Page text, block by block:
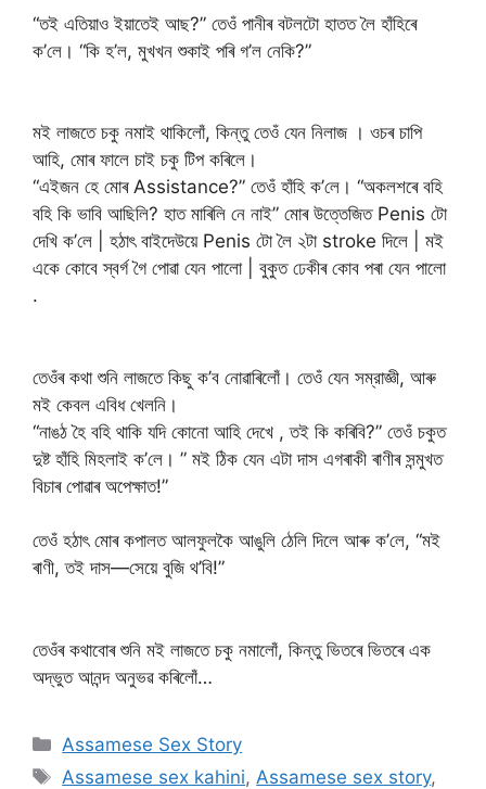
“তই এতিয়াও ইয়াতেই আছ?” তেওঁ পানীৰ বটলটো হাতত লৈ হাঁহিৰে
ক’লে। “কি হ’ল, মুখখন শুকাই পৰি গ’ল নেকি?”
মই লাজতে চকু নমাই থাকিলোঁ, কিন্তু তেওঁ যেন নিলাজ । ওচৰ চাপি
আহি, মোৰ ফালে চাই চকু টিপ কৰিলে।
“এইজন হে মোৰ Assistance?” তেওঁ হাঁহি ক’লে। “অকলশৰে বহি
বহি কি ভাবি আছিলি? হাত মাৰিলি নে নাই” মোৰ উত্তেজিত Penis টো
দেখি ক’লে | হঠাৎ বাইদেউয়ে Penis টো লৈ ২টা stroke দিলে | মই
একে কোবে স্বর্গ গৈ পোৱা যেন পালো | বুকুত ঢেকীৰ কোব পৰা যেন পালো
.
তেওঁৰ কথা শুনি লাজতে কিছু ক’ব নোৱাৰিলোঁ। তেওঁ যেন সম্রাজ্ঞী, আৰু
মই কেবল এবিধ খেলনি।
“নাঙঠ হৈ বহি থাকি যদি কোনো আহি দেখে , তই কি কৰিবি?” তেওঁ চকুত
দুষ্ট হাঁহি মিহলাই ক’লে। ” মই ঠিক যেন এটা দাস এগৰাকী ৰাণীৰ সন্মুখত
বিচাৰ পোৱাৰ অপেক্ষাত!”
তেওঁ হঠাৎ মোৰ কপালত আলফুলকৈ আঙুলি ঠেলি দিলে আৰু ক’লে, “মই
ৰাণী, তই দাস—সেয়ে বুজি থ’বি!”
তেওঁৰ কথাবোৰ শুনি মই লাজতে চকু নমালোঁ, কিন্তু ভিতৰে ভিতৰে এক
অদ্ভুত আনন্দ অনুভৱ কৰিলোঁ…
Categories
Assamese Sex Story
Tags
Assamese sex kahini, Assamese sex story,